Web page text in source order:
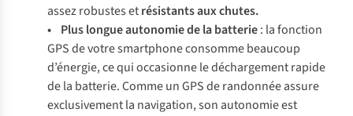
assez robustes etrésistants aux chutes.
• Plus longue autonomie de la batterie: la fonction
GPS de votre smartphone consomme beaucoup
d’énergie, ce qui occasionne le déchargement rapide
de la batterie. Comme un GPS de randonnée assure
exclusivement la navigation, son autonomie est